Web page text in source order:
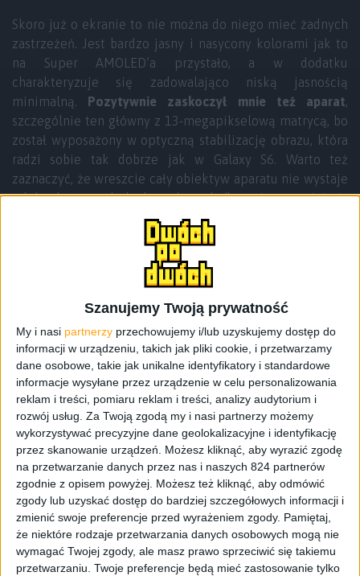
Szanujemy Twoją prywatność
My i nasi partnerzy przechowujemy i/lub uzyskujemy dostęp do
informacji w urządzeniu, takich jak pliki cookie, i przetwarzamy
dane osobowe, takie jak unikalne identyfikatory i standardowe
informacje wysyłane przez urządzenie w celu personalizowania
reklam i treści, pomiaru reklam i treści, analizy audytorium i
rozwój usług. Za Twoją zgodą my i nasi partnerzy możemy
wykorzystywać precyzyjne dane geolokalizacyjne i identyfikację
przez skanowanie urządzeń. Możesz kliknąć, aby wyrazić zgodę
na przetwarzanie danych przez nas i naszych 824 partnerów
zgodnie z opisem powyżej. Możesz też kliknąć, aby odmówić
zgody lub uzyskać dostęp do bardziej szczegółowych informacji i
zmienić swoje preferencje przed wyrażeniem zgody. Pamiętaj,
że niektóre rodzaje przetwarzania danych osobowych mogą nie
wymagać Twojej zgody, ale masz prawo sprzeciwić się takiemu
przetwarzaniu. Twoje preferencje będą mieć zastosowanie tylko
Skoro już o ekranie to nie można do niego mieć żadnych
zastrzeżeń. Jest bardzo jasny i nasycony kolorami jak to
na Super AMOLED’a przystało, a w dodatku
charakteryzuje się zadowalająco niską jasnością
minimalną. Pozytywnie zaskoczył mnie też aparat,
szczególnie ten główny z 13-megapikselową matrycą, bo
został wyposażony w optyczną stabilizację obrazu, która
radzi sobie tak dobrze jak w Galaxy S6. Warto też
zaznaczyć, że wreszcie cały obiektyw aparatu nie wystaje
tak bardzo ponad obudowę („na oko” o połowę mniej niż
w S6) i myślę, że podobnie będzie w nadchodzącym
Galaxy S7. Trochę zastanawia mnie cena, bo to ona
głównie była tematem do dyskusji zaraz po premierze i
sądzę, że nie powinna być wyższa niż ta, za którą
wieloma względami jest lepiej, ale gdyby tak nie było, po
ponad roku, to smartfon nie miałby prawa bytu.
Wspomniałem na wstępnie o baterii, która w
zagranicznych serwisach uzyskiwała świetne wyniki.